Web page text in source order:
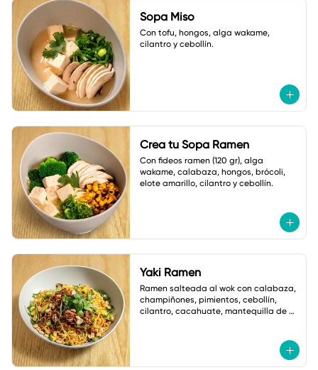
Sopa Miso
Con tofu, hongos, alga wakame,
cilantro y cebollín.
Crea tu Sopa Ramen
Con fideos ramen (120 gr), alga
wakame, calabaza, hongos, brócoli,
elote amarillo, cilantro y cebollín.
Yaki Ramen
Ramen salteada al wok con calabaza,
champiñones, pimientos, cebollín,
cilantro, cacahuate, mantequilla de